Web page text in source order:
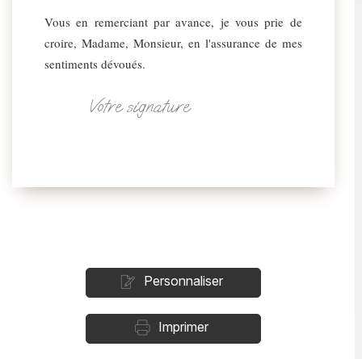
Vous en remerciant par avance, je vous prie de
croire, Madame, Monsieur, en l'assurance de mes
sentiments dévoués.
Votre signature
Personnaliser
Imprimer